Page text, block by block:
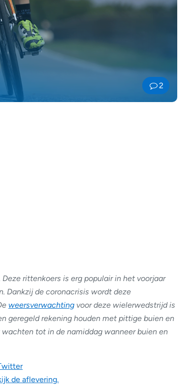
2
Deze rittenkoers is erg populair in het voorjaar
Dankzij de coronacrisis wordt deze
weersverwachting voor deze wielerwedstrijd is
geregeld rekening houden met pittige buien en
tot in de namiddag wanneer buien en
de aflevering.